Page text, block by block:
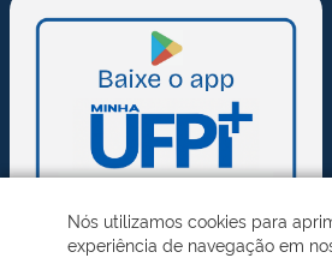
Nós utilizamos cookies para
experiência de navegação em